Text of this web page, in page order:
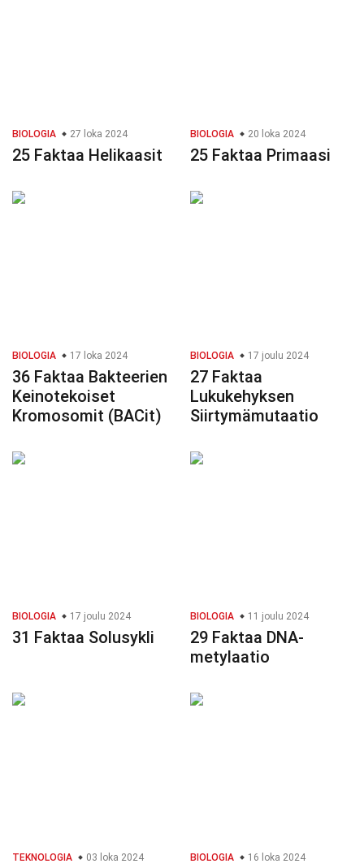
BIOLOGIA 27 loka 2024
25 Faktaa Helikaasit
BIOLOGIA 20 loka 2024
25 Faktaa Primaasi
BIOLOGIA 17 loka 2024
36 Faktaa Bakteerien
Keinotekoiset
Kromosomit (BACit)
BIOLOGIA 17 joulu 2024
27 Faktaa
Lukukehyksen
Siirtymämutaatio
BIOLOGIA 17 joulu 2024
31 Faktaa Solusykli
BIOLOGIA 11 joulu 2024
29 Faktaa DNA-
metylaatio
TEKNOLOGIA 03 loka 2024 BIOLOGIA 16 loka 2024